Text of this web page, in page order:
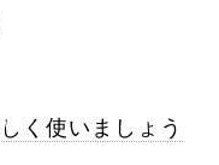
く使いましょう